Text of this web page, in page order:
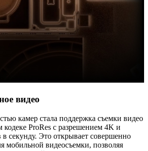
видео
камер стала поддержка съемки видео
кодеке ProRes с разрешением 4K и
в секунду. Это открывает совершенно
мобильной видеосъемки, позволяя